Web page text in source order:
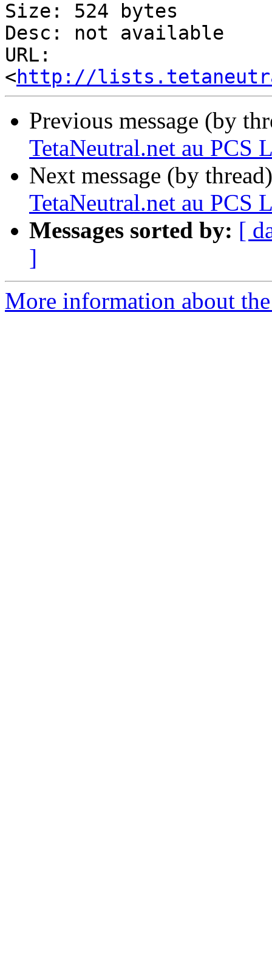
Size: 524 bytes
Desc: not available
URL:
<http://
Previous message (by
TetaNeutral.net au PCS
Next message (by
TetaNeutral.net au PCS
Messages sorted by: [
]
More information about